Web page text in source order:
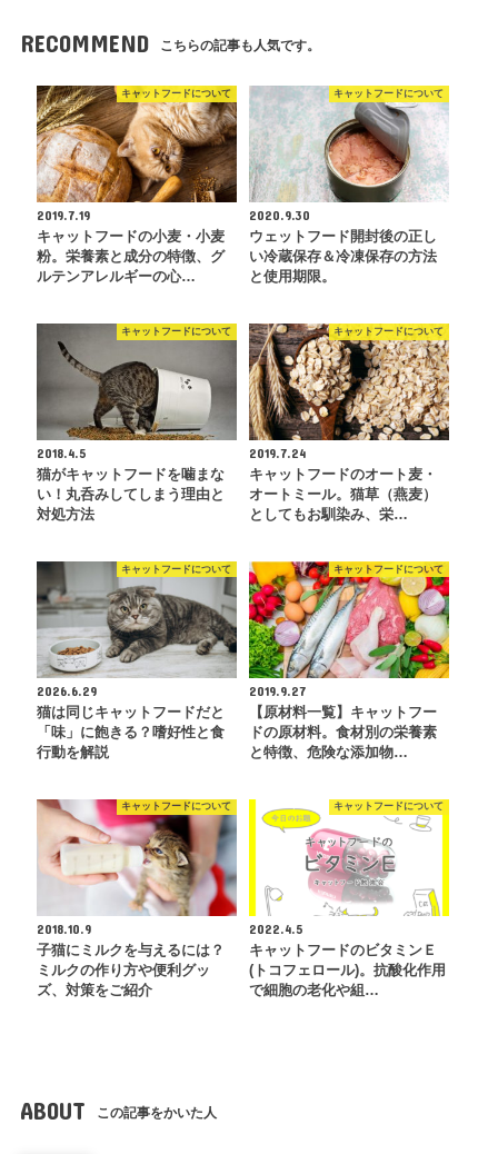
RECOMMEND こちらの記事も人気です。
キャットフードについて
2019.7.19
キャットフードの小麦・小麦
粉。栄養素と成分の特徴、グ
ルテンアレルギーの心…
キャットフードについて
2020.9.30
ウェットフード開封後の正し
い冷蔵保存＆冷凍保存の方法
と使用期限。
キャットフードについて
2018.4.5
猫がキャットフードを噛まな
い！丸呑みしてしまう理由と
対処方法
キャットフードについて
2019.7.24
キャットフードのオート麦・
オートミール。猫草（燕麦）
としてもお馴染み、栄…
キャットフードについて
2026.6.29
猫は同じキャットフードだと
「味」に飽きる？嗜好性と食
行動を解説
キャットフードについて
2019.9.27
【原材料一覧】キャットフー
ドの原材料。食材別の栄養素
と特徴、危険な添加物…
キャットフードについて
2018.10.9
子猫にミルクを与えるには？
ミルクの作り方や便利グッ
ズ、対策をご紹介
キャットフードについて
2022.4.5
キャットフードのビタミンＥ
(トコフェロール)。抗酸化作用
で細胞の老化や組…
ABOUT この記事をかいた人